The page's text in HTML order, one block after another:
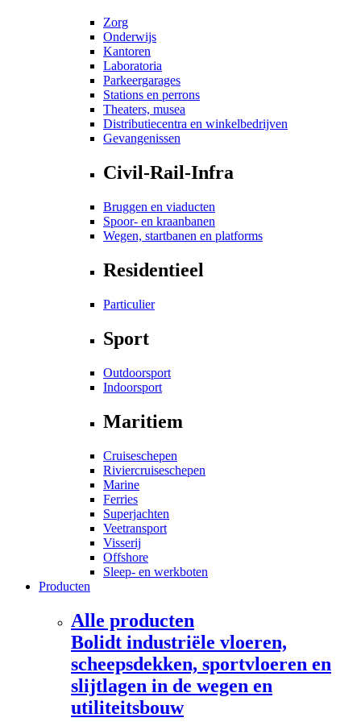
Zorg
Onderwijs
Kantoren
Laboratoria
Parkeergarages
Stations en perrons
Theaters, musea
Distributiecentra en winkelbedrijven
Gevangenissen
Civil-Rail-Infra
Bruggen en viaducten
Spoor- en kraanbanen
Wegen, startbanen en platforms
Residentieel
Particulier
Sport
Outdoorsport
Indoorsport
Maritiem
Cruiseschepen
Riviercruiseschepen
Marine
Ferries
Superjachten
Veetransport
Visserij
Offshore
Sleep- en werkboten
Producten
Alle producten
Bolidt industriële vloeren,
scheepsdekken, sportvloeren en
slijtlagen in de wegen en
utiliteitsbouw